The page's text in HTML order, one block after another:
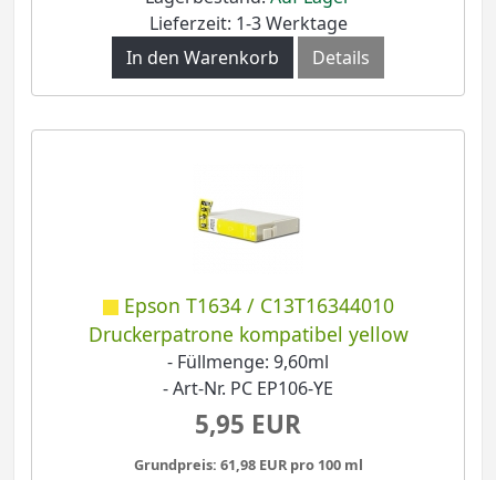
Lieferzeit: 1-3 Werktage
In den Warenkorb
Details
Epson T1634 / C13T16344010
Druckerpatrone kompatibel yellow
- Füllmenge: 9,60ml
- Art-Nr. PC EP106-YE
5,95 EUR
Grundpreis: 61,98 EUR pro 100 ml